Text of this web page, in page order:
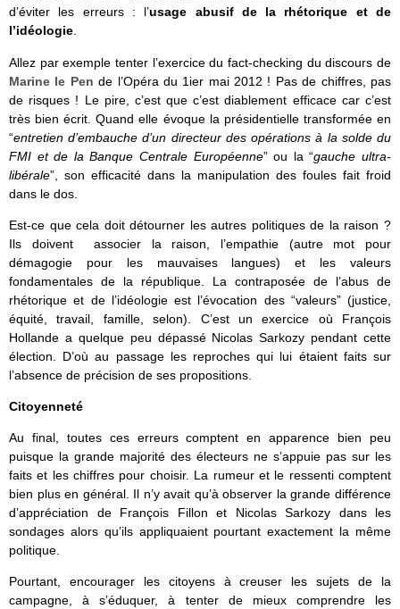
d’éviter les erreurs : l’usage abusif de la rhétorique et de
l’idéologie.
Allez par exemple tenter l’exercice du fact-checking du discours de
Marine le Pen de l’Opéra du 1ier mai 2012 ! Pas de chiffres, pas
de risques ! Le pire, c’est que c’est diablement efficace car c’est
très bien écrit. Quand elle évoque la présidentielle transformée en
“entretien d’embauche d’un directeur des opérations à la solde du
FMI et de la Banque Centrale Européenne” ou la “gauche ultra-
libérale”, son efficacité dans la manipulation des foules fait froid
dans le dos.
Est-ce que cela doit détourner les autres politiques de la raison ?
Ils doivent associer la raison, l’empathie (autre mot pour
démagogie pour les mauvaises langues) et les valeurs
fondamentales de la république. La contraposée de l’abus de
rhétorique et de l’idéologie est l’évocation des “valeurs” (justice,
équité, travail, famille, selon). C’est un exercice où François
Hollande a quelque peu dépassé Nicolas Sarkozy pendant cette
élection. D’où au passage les reproches qui lui étaient faits sur
l’absence de précision de ses propositions.
Citoyenneté
Au final, toutes ces erreurs comptent en apparence bien peu
puisque la grande majorité des électeurs ne s’appuie pas sur les
faits et les chiffres pour choisir. La rumeur et le ressenti comptent
bien plus en général. Il n’y avait qu’à observer la grande différence
d’appréciation de François Fillon et Nicolas Sarkozy dans les
sondages alors qu’ils appliquaient pourtant exactement la même
politique.
Pourtant, encourager les citoyens à creuser les sujets de la
campagne, à s’éduquer, à tenter de mieux comprendre les